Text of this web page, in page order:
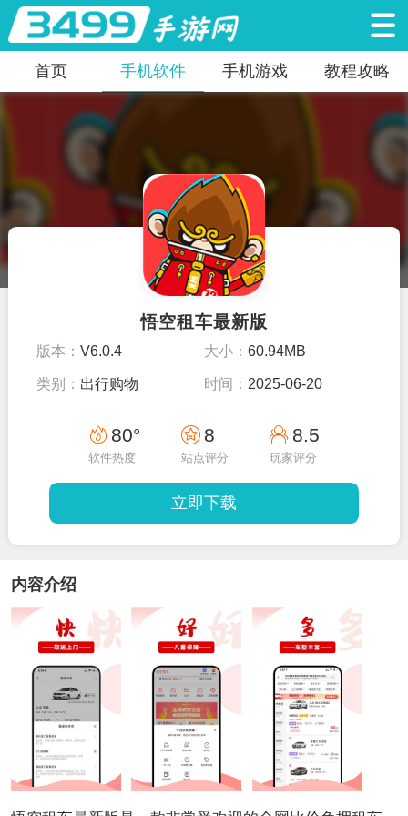
首页 手机软件 手机游戏 教程攻略
悟空租车最新版
版本：V6.0.4 大小： 60.94MB
类别： 出行购物 时间： 2025-06-20
80°
软件热度
8
站点评分
8.5
玩家评分
立即下载
内容介绍